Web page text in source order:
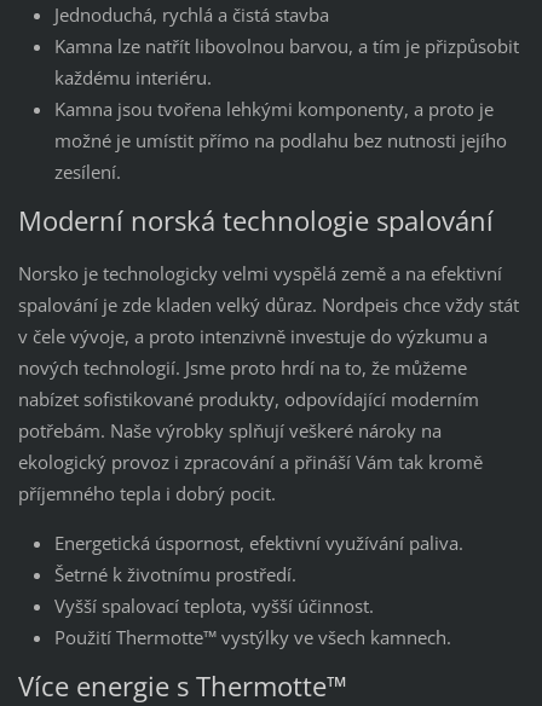
Jednoduchá, rychlá a čistá stavba
Kamna lze natřít libovolnou barvou, a tím je přizpůsobit
každému interiéru.
Kamna jsou tvořena lehkými komponenty, a proto je
možné je umístit přímo na podlahu bez nutnosti jejího
zesílení.
Moderní norská technologie spalování
Norsko je technologicky velmi vyspělá země a na efektivní
spalování je zde kladen velký důraz. Nordpeis chce vždy stát
v čele vývoje, a proto intenzivně investuje do výzkumu a
nových technologií. Jsme proto hrdí na to, že můžeme
nabízet sofistikované produkty, odpovídající moderním
potřebám. Naše výrobky splňují veškeré nároky na
ekologický provoz i zpracování a přináší Vám tak kromě
příjemného tepla i dobrý pocit.
Energetická úspornost, efektivní využívání paliva.
Šetrné k životnímu prostředí.
Vyšší spalovací teplota, vyšší účinnost.
Použití Thermotte™ vystýlky ve všech kamnech.
Více energie s Thermotte™